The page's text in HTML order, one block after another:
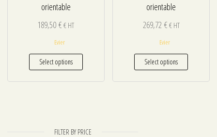
orientable
189,50€ € HT
Evier
Select options
orientable
269,72 € € HT
Evier
Select options
FILTER BY PRICE